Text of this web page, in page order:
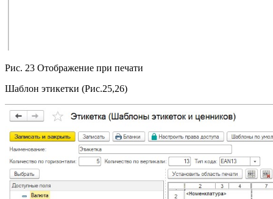
Рис. 23 Отображение при печати
Шаблон этикетки (Рис.25,26)